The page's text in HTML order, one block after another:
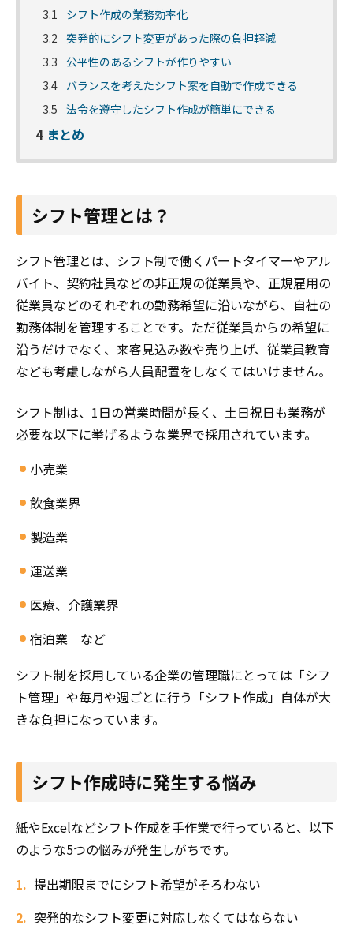
3.1
シフト作成の業務効率化
3.2 突発的にシフト変更があった際の負担軽減
3.3
公平性のあるシフトが作りやすい
3.4 バランスを考えたシフト案を自動で作成できる
3.5 法令を遵守したシフト作成が簡単にできる
4 まとめ
シフト管理とは？
シフト管理とは、シフト制で働くパートタイマーやアル
バイト、契約社員などの非正規の従業員や、正規雇用の
従業員などのそれぞれの勤務希望に沿いながら、自社の
勤務体制を管理することです。ただ従業員からの希望に
沿うだけでなく、来客見込み数や売り上げ、従業員教育
なども考慮しながら人員配置をしなくてはいけません。
シフト制は、1日の営業時間が長く、土日祝日も業務が
必要な以下に挙げるような業界で採用されています。
小売業
飲食業界
製造業
運送業
医療、介護業界
宿泊業 など
シフト制を採用している企業の管理職にとっては「シフ
ト管理」や毎月や週ごとに行う「シフト作成」自体が大
きな負担になっています。
シフト作成時に発生する悩み
紙やExcelなどシフト作成を手作業で行っていると、以下
のような5つの悩みが発生しがちです。
提出期限までにシフト希望がそろわない
突発的なシフト変更に対応しなくてはならない